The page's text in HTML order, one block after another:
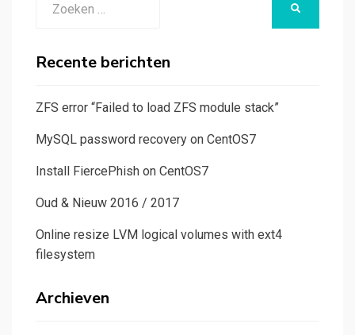
naar:
Recente berichten
ZFS error “Failed to load ZFS module stack”
MySQL password recovery on CentOS7
Install FiercePhish on CentOS7
Oud & Nieuw 2016 / 2017
Online resize LVM logical volumes with ext4
filesystem
Archieven